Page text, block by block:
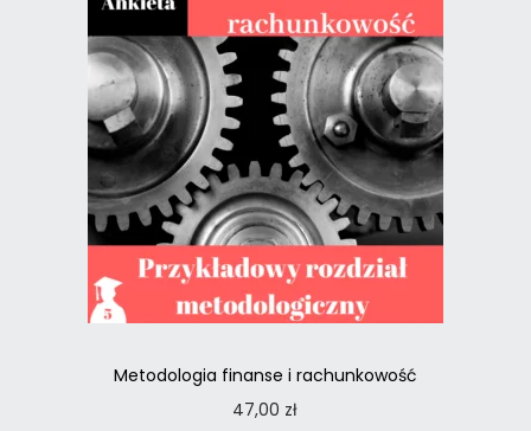
Metodologia finanse i rachunkowość
47,00 zł